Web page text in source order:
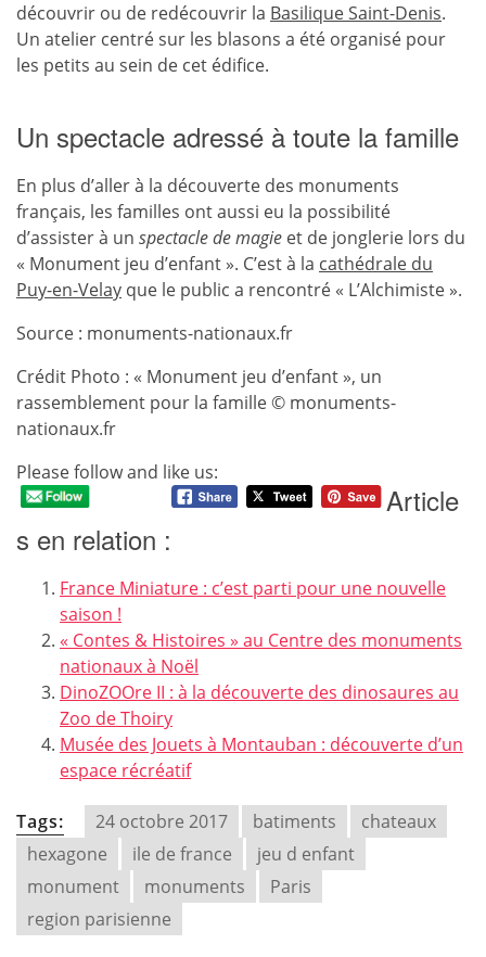
découvrir ou de redécouvrir la Basilique Saint-Denis.
Un atelier centré sur les blasons a été organisé pour
les petits au sein de cet édifice.
Un spectacle adressé à toute la famille
En plus d’aller à la découverte des monuments
français, les familles ont aussi eu la possibilité
d’assister à un spectacle de magie et de jonglerie lors du
« Monument jeu d’enfant ». C’est à la cathédrale du
Puy-en-Velay que le public a rencontré « L’Alchimiste ».
Source : monuments-nationaux.fr
Crédit Photo : « Monument jeu d’enfant », un
rassemblement pour la famille © monuments-
nationaux.fr
Please follow and like us:
Article
s en relation :
France Miniature : c’est parti pour une nouvelle
saison !
« Contes & Histoires » au Centre des monuments
nationaux à Noël
DinoZOOre II : à la découverte des dinosaures au
Zoo de Thoiry
Musée des Jouets à Montauban : découverte d’un
espace récréatif
Tags: 24 octobre 2017 batiments
chateaux
hexagone
ile de france
jeu d enfant
monument
monuments
Paris
region parisienne